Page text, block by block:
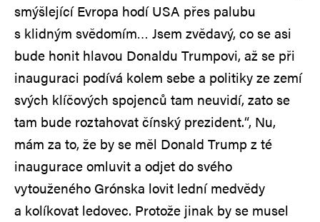
smýšlející Evropa hodí USA přes palubu
s klidným svědomím… Jsem zvědavý, co se asi
bude honit hlavou Donaldu Trumpovi, až se při
inauguraci podívá kolem sebe a politiky ze zemí
svých klíčových spojenců tam neuvidí, zato se
tam bude roztahovat čínský prezident.“, Nu,
mám za to, že by se měl Donald Trump z té
inaugurace omluvit a odjet do svého
vytouženého Grónska lovit lední medvědy
a kolíkovat ledovec. Protože jinak by se musel